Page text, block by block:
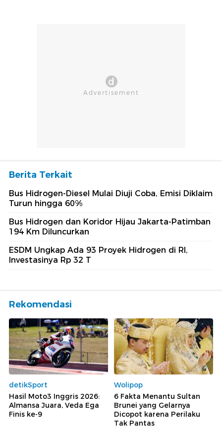
Berita Terkait
Bus Hidrogen-Diesel Mulai Diuji Coba, Emisi Diklaim
Turun hingga 60%
Bus Hidrogen dan Koridor Hijau Jakarta-Patimban
194 Km Diluncurkan
ESDM Ungkap Ada 93 Proyek Hidrogen di RI,
Investasinya Rp 32 T
Rekomendasi
detikSport
Hasil Moto3 Inggris 2026:
Almansa Juara, Veda Ega
Finis ke-9
Wolipop
6 Fakta Menantu Sultan
Brunei yang Gelarnya
Dicopot karena Perilaku
Tak Pantas